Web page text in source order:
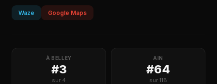
Waze Google Maps
À BELLEY
#3
sur 4
AIN
#64
sur 118